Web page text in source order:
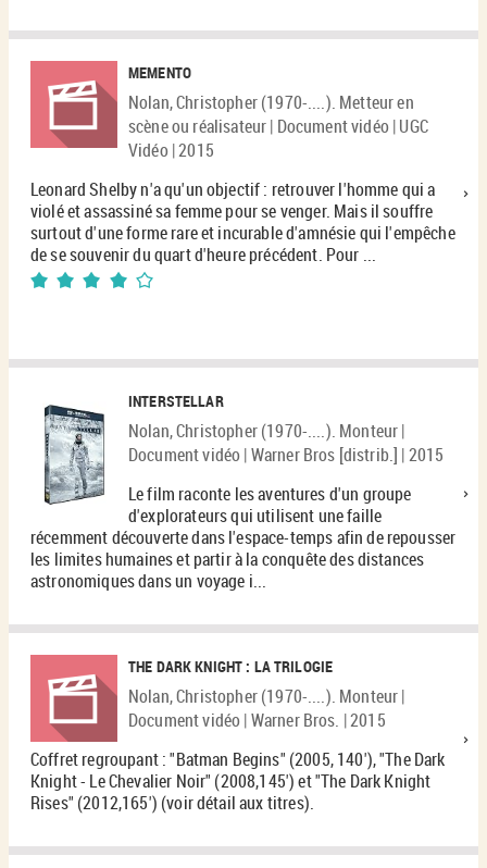
MEMENTO
Nolan, Christopher (1970-....). Metteur en
scène ou réalisateur | Document vidéo | UGC
Vidéo | 2015
Leonard Shelby n'a qu'un objectif : retrouver l'homme qui a
violé et assassiné sa femme pour se venger. Mais il souffre
surtout d'une forme rare et incurable d'amnésie qui l'empêche
de se souvenir du quart d'heure précédent. Pour ...
4/5
INTERSTELLAR
Nolan, Christopher (1970-....). Monteur |
Document vidéo | Warner Bros [distrib.] | 2015
Le film raconte les aventures d'un groupe
d'explorateurs qui utilisent une faille
récemment découverte dans l'espace-temps afin de repousser
les limites humaines et partir à la conquête des distances
astronomiques dans un voyage i...
THE DARK KNIGHT : LA TRILOGIE
Nolan, Christopher (1970-....). Monteur |
Document vidéo | Warner Bros. | 2015
Coffret regroupant : "Batman Begins" (2005, 140'), "The Dark
Knight - Le Chevalier Noir" (2008,145') et "The Dark Knight
Rises" (2012,165') (voir détail aux titres).